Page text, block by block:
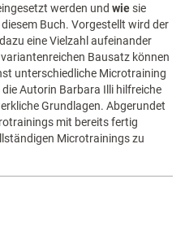
werden und wiesie
Buch. Vorgestellt wird der
eine Vielzahl aufeinander
Bausatz können
unterschiedliche Microtraining
Autorin Barbara Illi hilfreiche
Grundlagen. Abgerundet
mit bereits fertig
Microtrainings zu